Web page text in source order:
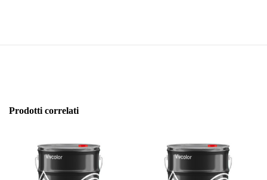
Prodotti correlati